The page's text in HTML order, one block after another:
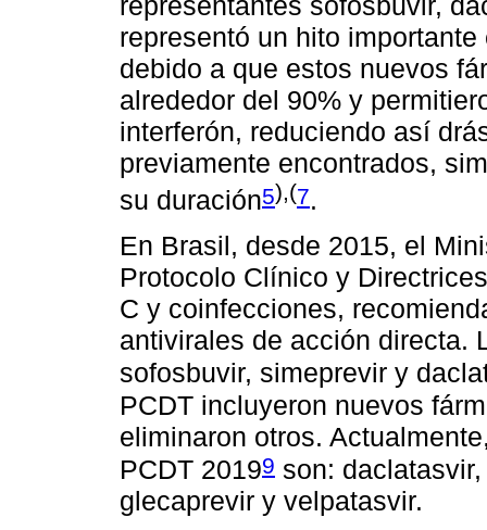
representó un hito
debido a que estos nuevos
alrededor del 90% y
interferón, reduciendo así
previamente encontrados,
su duración5),(7.
En Brasil, desde 2015, el
Protocolo Clínico y
C y coinfecciones,
antivirales de acción directa.
sofosbuvir, simeprevir y
PCDT incluyeron nuevos
eliminaron otros.
PCDT 20199 son:
glecaprevir y velpatasvir.